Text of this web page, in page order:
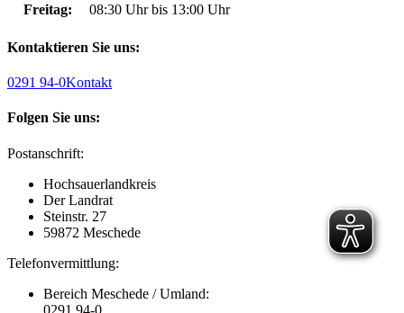
Freitag:
08:30 Uhr bis 13:00 Uhr
Kontaktieren Sie uns:
0291 94-0Kontakt
Folgen Sie uns:
Postanschrift:
Hochsauerlandkreis
Der Landrat
Steinstr. 27
59872 Meschede
Telefonvermittlung:
Bereich Meschede / Umland:
0291 94-0